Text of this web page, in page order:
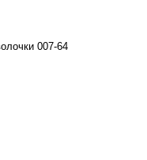
007-64